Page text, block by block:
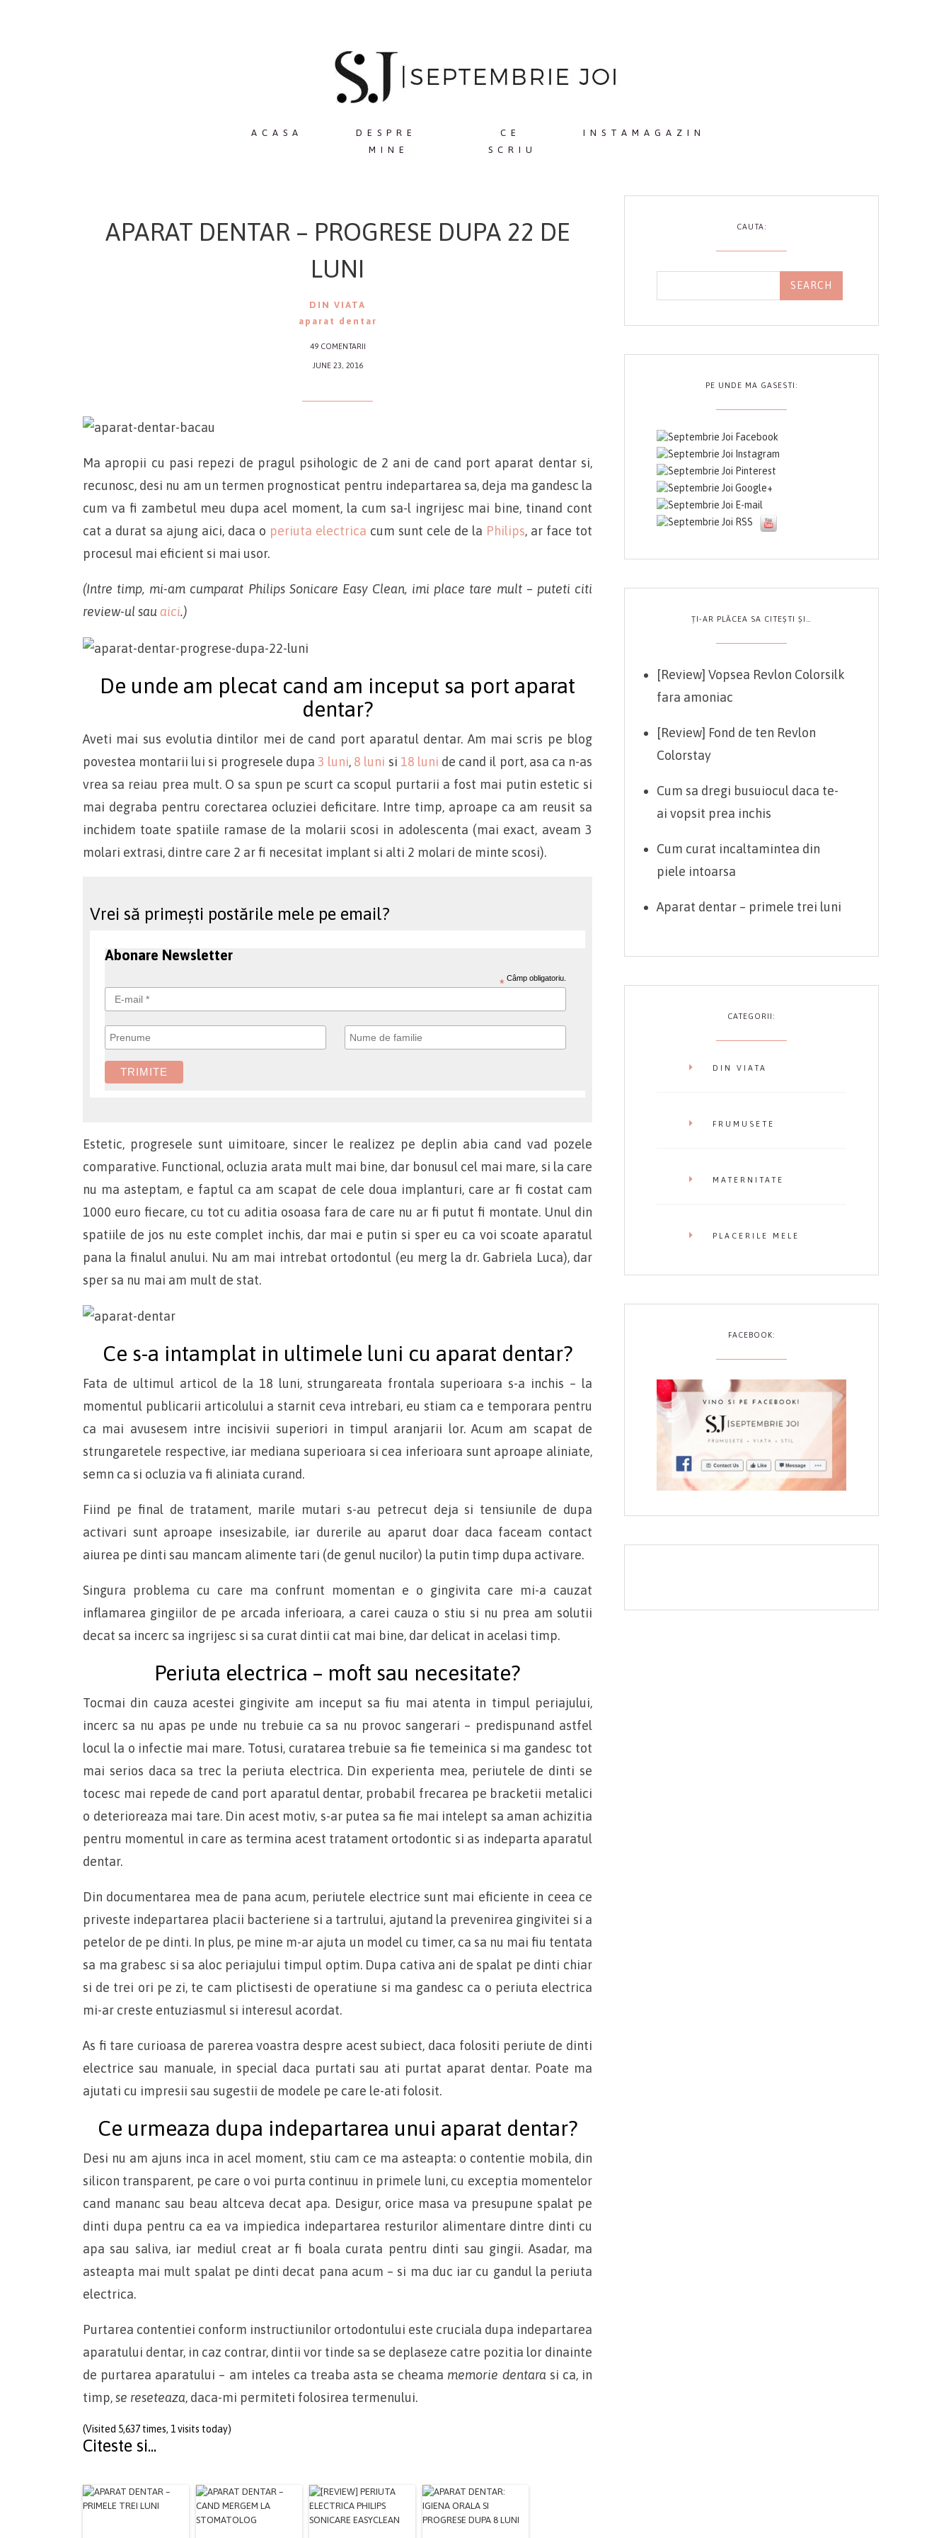
ACASA
DESPRE
MINE
CE
SCRIU
INSTAMAGAZIN
APARAT DENTAR – PROGRESE DUPA 22 DE
LUNI
DIN VIATA
aparat dentar
49 COMENTARII
JUNE 23, 2016
Ma apropii cu pasi repezi de pragul psihologic de 2 ani de cand port aparat dentar si,
recunosc, desi nu am un termen prognosticat pentru indepartarea sa, deja ma gandesc la
cum va fi zambetul meu dupa acel moment, la cum sa-l ingrijesc mai bine, tinand cont
cat a durat sa ajung aici, daca o periuta electrica cum sunt cele de la Philips, ar face tot
procesul mai eficient si mai usor.
(Intre timp, mi-am cumparat Philips Sonicare Easy Clean, imi place tare mult – puteti citi
review-ul sauaici.)
De unde am plecat cand am inceput sa port aparat
dentar?
Aveti mai sus evolutia dintilor mei de cand port aparatul dentar. Am mai scris pe blog
povestea montarii lui si progresele dupa 3 luni, 8 luni si 18 luni de cand il port, asa ca n-as
vrea sa reiau prea mult. O sa spun pe scurt ca scopul purtarii a fost mai putin estetic si
mai degraba pentru corectarea ocluziei deficitare. Intre timp, aproape ca am reusit sa
inchidem toate spatiile ramase de la molarii scosi in adolescenta (mai exact, aveam 3
molari extrasi, dintre care 2 ar fi necesitat implant si alti 2 molari de minte scosi).
Vrei să primești postările mele pe email?
Abonare Newsletter
* Câmp obligatoriu.
Estetic, progresele sunt uimitoare, sincer le realizez pe deplin abia cand vad pozele
comparative. Functional, ocluzia arata mult mai bine, dar bonusul cel mai mare, si la care
nu ma asteptam, e faptul ca am scapat de cele doua implanturi, care ar fi costat cam
1000 euro fiecare, cu tot cu aditia osoasa fara de care nu ar fi putut fi montate. Unul din
spatiile de jos nu este complet inchis, dar mai e putin si sper eu ca voi scoate aparatul
pana la finalul anului. Nu am mai intrebat ortodontul (eu merg la dr. Gabriela Luca), dar
sper sa nu mai am mult de stat.
Ce s-a intamplat in ultimele luni cu aparat dentar?
Fata de ultimul articol de la 18 luni, strungareata frontala superioara s-a inchis – la
momentul publicarii articolului a starnit ceva intrebari, eu stiam ca e temporara pentru
ca mai avusesem intre incisivii superiori in timpul aranjarii lor. Acum am scapat de
strungaretele respective, iar mediana superioara si cea inferioara sunt aproape aliniate,
semn ca si ocluzia va fi aliniata curand.
Fiind pe final de tratament, marile mutari s-au petrecut deja si tensiunile de dupa
activari sunt aproape insesizabile, iar durerile au aparut doar daca faceam contact
aiurea pe dinti sau mancam alimente tari (de genul nucilor) la putin timp dupa activare.
Singura problema cu care ma confrunt momentan e o gingivita care mi-a cauzat
inflamarea gingiilor de pe arcada inferioara, a carei cauza o stiu si nu prea am solutii
decat sa incerc sa ingrijesc si sa curat dintii cat mai bine, dar delicat in acelasi timp.
Periuta electrica – moft sau necesitate?
Tocmai din cauza acestei gingivite am inceput sa fiu mai atenta in timpul periajului,
incerc sa nu apas pe unde nu trebuie ca sa nu provoc sangerari – predispunand astfel
locul la o infectie mai mare. Totusi, curatarea trebuie sa fie temeinica si ma gandesc tot
mai serios daca sa trec la periuta electrica. Din experienta mea, periutele de dinti se
tocesc mai repede de cand port aparatul dentar, probabil frecarea pe bracketii metalici
o deterioreaza mai tare. Din acest motiv, s-ar putea sa fie mai intelept sa aman achizitia
pentru momentul in care as termina acest tratament ortodontic si as indeparta aparatul
dentar.
Din documentarea mea de pana acum, periutele electrice sunt mai eficiente in ceea ce
priveste indepartarea placii bacteriene si a tartrului, ajutand la prevenirea gingivitei si a
petelor de pe dinti. In plus, pe mine m-ar ajuta un model cu timer, ca sa nu mai fiu tentata
sa ma grabesc si sa aloc periajului timpul optim. Dupa cativa ani de spalat pe dinti chiar
si de trei ori pe zi, te cam plictisesti de operatiune si ma gandesc ca o periuta electrica
mi-ar creste entuziasmul si interesul acordat.
As fi tare curioasa de parerea voastra despre acest subiect, daca folositi periute de dinti
electrice sau manuale, in special daca purtati sau ati purtat aparat dentar. Poate ma
ajutati cu impresii sau sugestii de modele pe care le-ati folosit.
Ce urmeaza dupa indepartarea unui aparat dentar?
Desi nu am ajuns inca in acel moment, stiu cam ce ma asteapta: o contentie mobila, din
silicon transparent, pe care o voi purta continuu in primele luni, cu exceptia momentelor
cand mananc sau beau altceva decat apa. Desigur, orice masa va presupune spalat pe
dinti dupa pentru ca ea va impiedica indepartarea resturilor alimentare dintre dinti cu
apa sau saliva, iar mediul creat ar fi boala curata pentru dinti sau gingii. Asadar, ma
asteapta mai mult spalat pe dinti decat pana acum – si ma duc iar cu gandul la periuta
electrica.
Purtarea contentiei conform instructiunilor ortodontului este cruciala dupa indepartarea
aparatului dentar, in caz contrar, dintii vor tinde sa se deplaseze catre pozitia lor dinainte
de purtarea aparatului – am inteles ca treaba asta se cheama memorie dentarasi ca, in
timp,se reseteaza, daca-mi permiteti folosirea termenului.
(Visited 5,637 times, 1 visits today)
Citeste si...
CAUTA:
PE UNDE MA GASESTI:
ȚI-AR PLĂCEA SA CITEȘTI ȘI…
[Review] Vopsea Revlon Colorsilk
fara amoniac
[Review] Fond de ten Revlon
Colorstay
Cum sa dregi busuiocul daca te-
ai vopsit prea inchis
Cum curat incaltamintea din
piele intoarsa
Aparat dentar – primele trei luni
CATEGORII:
DIN VIATA
FRUMUSETE
MATERNITATE
PLACERILE MELE
FACEBOOK: